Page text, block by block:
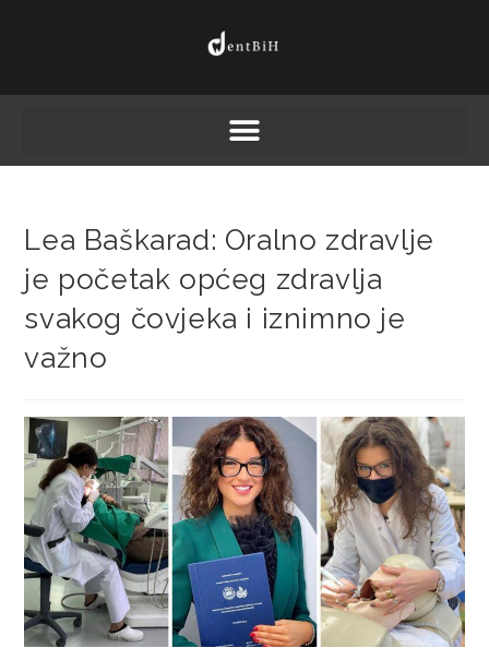
Lea Baškarad: Oralno zdravlje
je početak općeg zdravlja
svakog čovjeka i iznimno je
važno